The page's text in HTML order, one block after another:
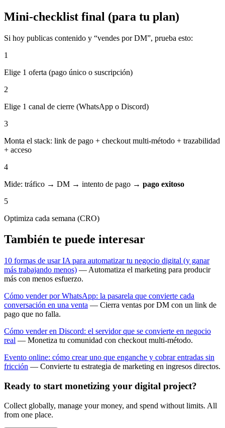
Mini-checklist final (para tu plan)
Si hoy publicas contenido y “vendes por DM”, prueba esto:
1
Elige 1 oferta (pago único o suscripción)
2
Elige 1 canal de cierre (WhatsApp o Discord)
3
Monta el stack: link de pago + checkout multi-método + trazabilidad
+ acceso
4
Mide: tráfico → DM → intento de pago → pago exitoso
5
Optimiza cada semana (CRO)
También te puede interesar
10 formas de usar IA para automatizar tu negocio digital (y ganar
más trabajando menos) — Automatiza el marketing para producir
más con menos esfuerzo.
Cómo vender por WhatsApp: la pasarela que convierte cada
conversación en una venta — Cierra ventas por DM con un link de
pago que no falla.
Cómo vender en Discord: el servidor que se convierte en negocio
real — Monetiza tu comunidad con checkout multi-método.
Evento online: cómo crear uno que enganche y cobrar entradas sin
fricción — Convierte tu estrategia de marketing en ingresos directos.
Ready to start monetizing your digital project?
Collect globally, manage your money, and spend without limits. All
from one place.